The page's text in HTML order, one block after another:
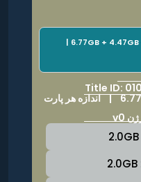
باکس دانلود بازی | حجم: 6.77GB + 4.47GB + 118.2KB |
Title ID:
| اندازه هر پارت